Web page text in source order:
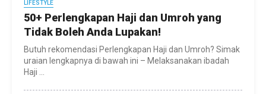
LIFESTYLE
50+ Perlengkapan Haji dan Umroh yang
Tidak Boleh Anda Lupakan!
Butuh rekomendasi Perlengkapan Haji dan Umroh? Simak
uraian lengkapnya di bawah ini – Melaksanakan ibadah
Haji ...